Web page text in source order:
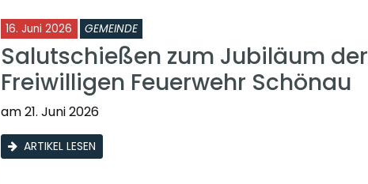
16. Juni 2026 GEMEINDE
Salutschießen zum Jubiläum der
Freiwilligen Feuerwehr Schönau
am 21. Juni 2026
ARTIKEL LESEN